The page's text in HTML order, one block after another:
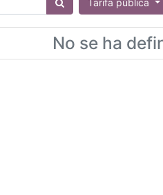
Tarifa pública
No se ha